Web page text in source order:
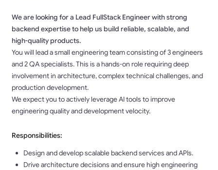
We are looking for a Lead FullStack Engineer with strong
backend expertise to help us build reliable, scalable, and
high-quality products.
You will lead a small engineering team consisting of 3 engineers
and 2 QA specialists. This is a hands-on role requiring deep
involvement in architecture, complex technical challenges, and
production development.
We expect you to actively leverage AI tools to improve
engineering quality and development velocity.
Responsibilities:
Design and develop scalable backend services and APIs.
Drive architecture decisions and ensure high engineering